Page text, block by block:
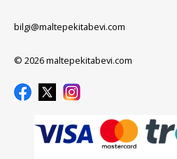
bilgi@maltepekitabevi.com
© 2026 maltepekitabevi.com